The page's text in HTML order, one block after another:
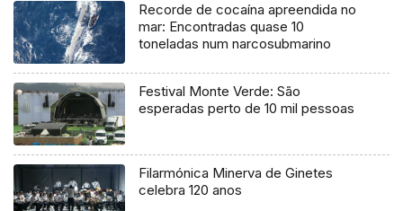
Recorde de cocaína apreendida no
mar: Encontradas quase 10
toneladas num narcosubmarino
Festival Monte Verde: São
esperadas perto de 10 mil pessoas
Filarmónica Minerva de Ginetes
celebra 120 anos